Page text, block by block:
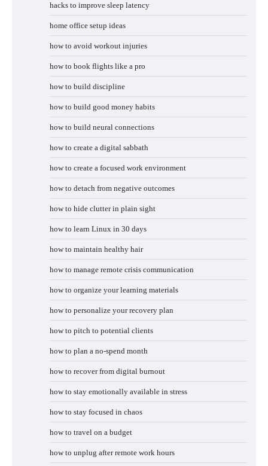
hacks to improve sleep latency
home office setup ideas
how to avoid workout injuries
how to book flights like a pro
how to build discipline
how to build good money habits
how to build neural connections
how to create a digital sabbath
how to create a focused work environment
how to detach from negative outcomes
how to hide clutter in plain sight
how to learn Linux in 30 days
how to maintain healthy hair
how to manage remote crisis communication
how to organize your learning materials
how to personalize your recovery plan
how to pitch to potential clients
how to plan a no-spend month
how to recover from digital burnout
how to stay emotionally available in stress
how to stay focused in chaos
how to travel on a budget
how to unplug after remote work hours